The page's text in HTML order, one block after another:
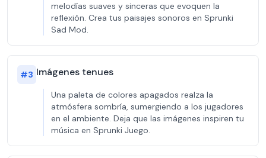
melodías suaves y sinceras que evoquen la
reflexión. Crea tus paisajes sonoros en Sprunki
Sad Mod.
#3 Imágenes tenues
Una paleta de colores apagados realza la
atmósfera sombría, sumergiendo a los jugadores
en el ambiente. Deja que las imágenes inspiren tu
música en Sprunki Juego.